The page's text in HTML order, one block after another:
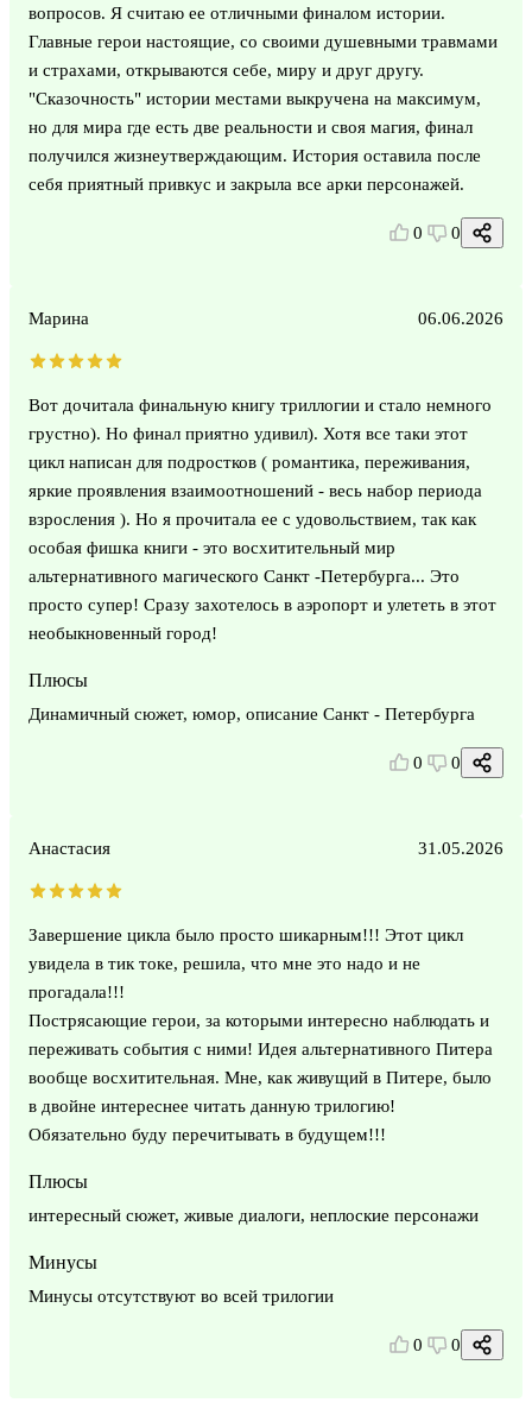
вопросов. Я считаю ее отличными финалом истории.
Главные герои настоящие, со своими душевными травмами
и страхами, открываются себе, миру и друг другу.
"Сказочность" истории местами выкручена на максимум,
но для мира где есть две реальности и своя магия, финал
получился жизнеутверждающим. История оставила после
себя приятный привкус и закрыла все арки персонажей.
0 0
Марина 06.06.2026
Вот дочитала финальную книгу триллогии и стало немного
грустно). Но финал приятно удивил). Хотя все таки этот
цикл написан для подростков ( романтика, переживания,
яркие проявления взаимоотношений - весь набор периода
взросления ). Но я прочитала ее с удовольствием, так как
особая фишка книги - это восхитительный мир
альтернативного магического Санкт -Петербурга... Это
просто супер! Сразу захотелось в аэропорт и улететь в этот
необыкновенный город!
Плюсы
Динамичный сюжет, юмор, описание Санкт - Петербурга
0 0
Анастасия 31.05.2026
Завершение цикла было просто шикарным!!! Этот цикл
увидела в тик токе, решила, что мне это надо и не
прогадала!!!
Пострясающие герои, за которыми интересно наблюдать и
переживать события с ними! Идея альтернативного Питера
вообще восхитительная. Мне, как живущий в Питере, было
в двойне интереснее читать данную трилогию!
Обязательно буду перечитывать в будущем!!!
Плюсы
интересный сюжет, живые диалоги, неплоские персонажи
Минусы
Минусы отсутствуют во всей трилогии
0 0